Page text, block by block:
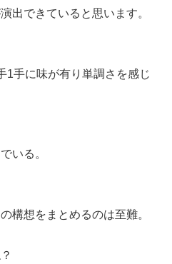
出できていると思います。
1手に味が有り単調さを感じ
いる。
構想をまとめるのは至難。